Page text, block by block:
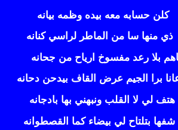
معه بيده وظمه بيانه
سا من الماطر لراسي كنانه
رعد مفسوخ ارياح من جحانه
برا الجيم عرض القاف بيدحن دحانه
لي لا القلب ونبهني بها بادجانه
شفها بتلتاح لي بيضاء كما القصطوانه